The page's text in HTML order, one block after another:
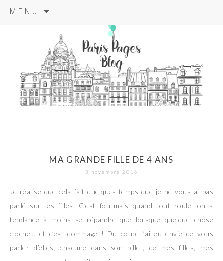
MENU
principal
paris pages
blog
MA GRANDE FILLE DE 4 ANS
3 novembre 2016
Je réalise que cela fait quelques temps que je ne vous ai pas
parlé sur les filles. C’est fou mais quand tout roule, on a
tendance à moins se répandre que lorsque quelque chose
cloche… et c’est dommage ! Du coup, j’ai eu envie de vous
parler d’elles, chacune dans son billet, de mes filles, mes